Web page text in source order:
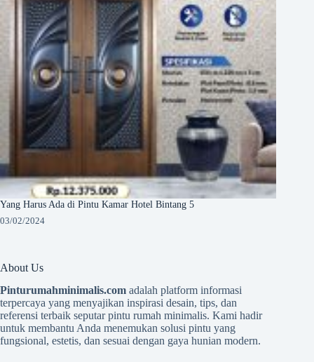
Yang Harus Ada di Pintu Kamar Hotel Bintang 5
03/02/2024
About Us
Pinturumahminimalis.com adalah platform informasi
terpercaya yang menyajikan inspirasi desain, tips, dan
referensi terbaik seputar pintu rumah minimalis. Kami hadir
untuk membantu Anda menemukan solusi pintu yang
fungsional, estetis, dan sesuai dengan gaya hunian modern.